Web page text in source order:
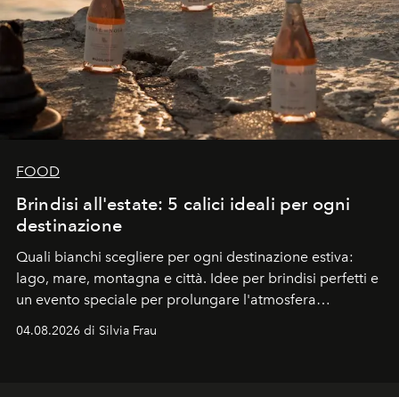
FOOD
Brindisi all'estate: 5 calici ideali per ogni
destinazione
Quali bianchi scegliere per ogni destinazione estiva:
lago, mare, montagna e città. Idee per brindisi perfetti e
un evento speciale per prolungare l'atmosfera
04.08.2026 di Silvia Frau